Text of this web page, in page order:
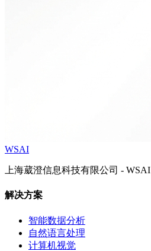
WSAI
上海葳澄信息科技有限公司 - WSAI
解决方案
智能数据分析
自然语言处理
计算机视觉